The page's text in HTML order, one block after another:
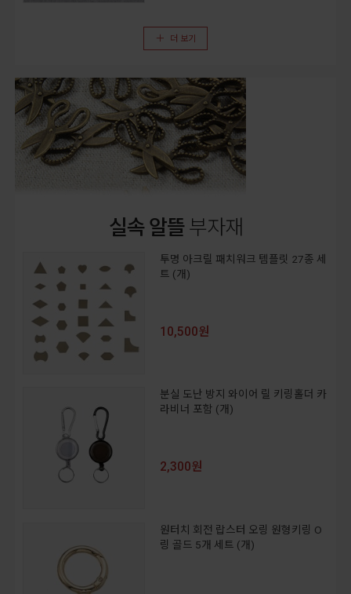
더 보기
실속 알뜰부자재
투명 아크릴 패치워크 템플릿 27종 세
트 (개)
10,500원
분실 도난 방지 와이어 릴 키링홀더 카
라비너 포함 (개)
2,300원
원터치 회전 랍스터 오링 원형키링 O
링 골드 5개 세트 (개)